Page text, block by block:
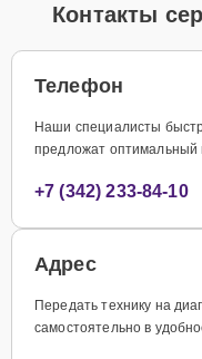
Контакты
Телефон
Наши специалисты
предложат оптимальный
+7 (342) 233-84-10
Адрес
Передать технику на
самостоятельно в